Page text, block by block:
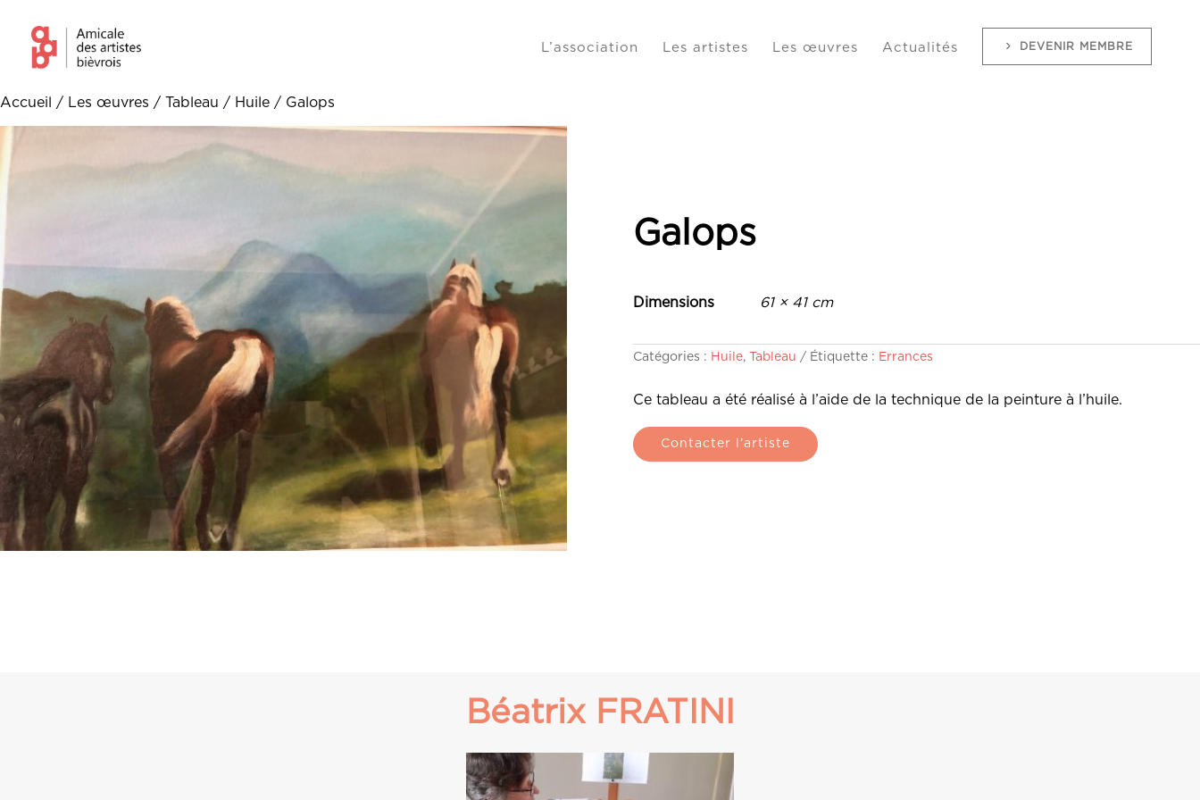
L’association Les artistes Les œuvres Actualités DEVENIR MEMBRE
Accueil / Les œuvres / Tableau / Huile / Galops
Galops
Dimensions 61 × 41 cm
Catégories : Huile, Tableau Étiquette : Errances
Ce tableau a été réalisé à l’aide de la technique de la peinture à l’huile.
Contacter l’artiste
Béatrix FRATINI